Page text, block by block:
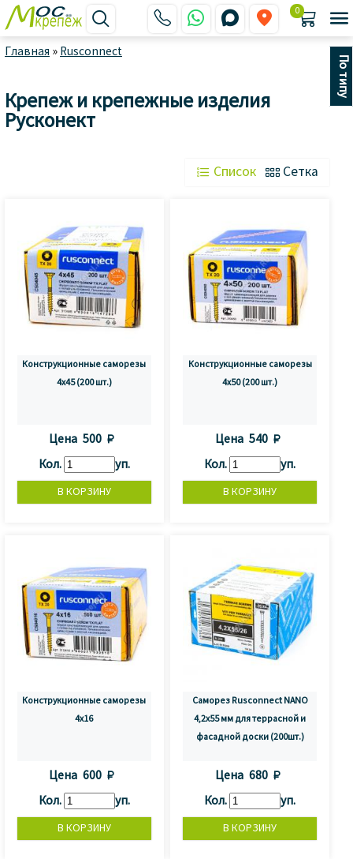
    
0 
Главная » Rusconnect
По типу
Крепеж и крепежные изделия
Русконект
 Список  Сетка
Конструкционные саморезы
4x45 (200 шт.)
Цена 500 
Кол.
уп.
Конструкционные саморезы
4x50 (200 шт.)
Цена 540 
Кол.
уп.
Конструкционные саморезы
4x16
Цена 600 
Кол.
уп.
Саморез Rusconnect NANO
4,2х55 мм для террасной и
фасадной доски (200шт.)
Цена 680 
Кол.
уп.